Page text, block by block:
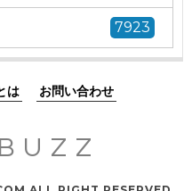
7923
は お問い合わせ